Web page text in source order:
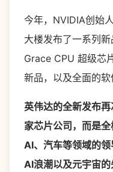
今年，NVIDIA创始
大楼发布了一系列
Grace CPU 超级芯
新品，以及全面的软
英伟达的全新发布
家芯片公司，而是
AI、汽车等领域的
AI浪潮以及元宇宙的